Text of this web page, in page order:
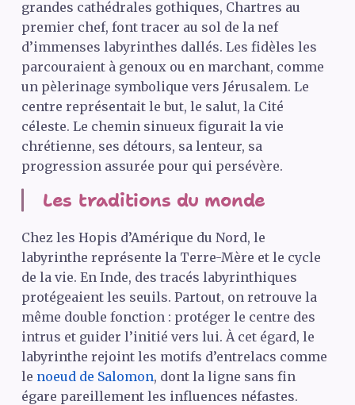
grandes cathédrales gothiques, Chartres au
premier chef, font tracer au sol de la nef
d’immenses labyrinthes dallés. Les fidèles les
parcouraient à genoux ou en marchant, comme
un pèlerinage symbolique vers Jérusalem. Le
centre représentait le but, le salut, la Cité
céleste. Le chemin sinueux figurait la vie
chrétienne, ses détours, sa lenteur, sa
progression assurée pour qui persévère.
Les traditions du monde
Chez les Hopis d’Amérique du Nord, le
labyrinthe représente la Terre-Mère et le cycle
de la vie. En Inde, des tracés labyrinthiques
protégeaient les seuils. Partout, on retrouve la
même double fonction : protéger le centre des
intrus et guider l’initié vers lui. À cet égard, le
labyrinthe rejoint les motifs d’entrelacs comme
le noeud de Salomon, dont la ligne sans fin
égare pareillement les influences néfastes.